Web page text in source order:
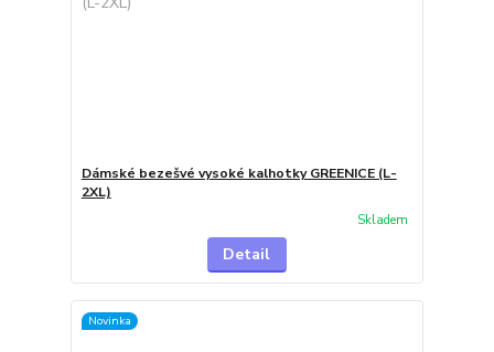
Dámské bezešvé vysoké kalhotky GREENICE (L-
2XL)
Skladem
Detail
Novinka